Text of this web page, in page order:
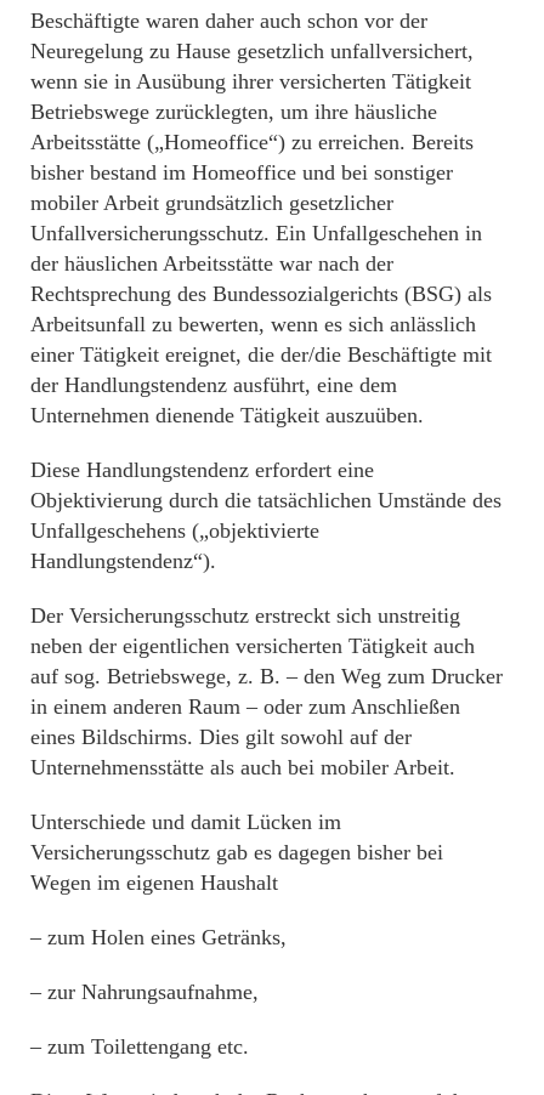
Beschäftigte waren daher auch schon vor der
Neuregelung zu Hause gesetzlich unfallversichert,
wenn sie in Ausübung ihrer versicherten Tätigkeit
Betriebswege zurücklegten, um ihre häusliche
Arbeitsstätte („Homeoffice“) zu erreichen. Bereits
bisher bestand im Homeoffice und bei sonstiger
mobiler Arbeit grundsätzlich gesetzlicher
Unfallversicherungsschutz. Ein Unfallgeschehen in
der häuslichen Arbeitsstätte war nach der
Rechtsprechung des Bundessozialgerichts (BSG) als
Arbeitsunfall zu bewerten, wenn es sich anlässlich
einer Tätigkeit ereignet, die der/die Beschäftigte mit
der Handlungstendenz ausführt, eine dem
Unternehmen dienende Tätigkeit auszuüben.
Diese Handlungstendenz erfordert eine
Objektivierung durch die tatsächlichen Umstände des
Unfallgeschehens („objektivierte
Handlungstendenz“).
Der Versicherungsschutz erstreckt sich unstreitig
neben der eigentlichen versicherten Tätigkeit auch
auf sog. Betriebswege, z. B. – den Weg zum Drucker
in einem anderen Raum – oder zum Anschließen
eines Bildschirms. Dies gilt sowohl auf der
Unternehmensstätte als auch bei mobiler Arbeit.
Unterschiede und damit Lücken im
Versicherungsschutz gab es dagegen bisher bei
Wegen im eigenen Haushalt
– zum Holen eines Getränks,
– zur Nahrungsaufnahme,
– zum Toilettengang etc.